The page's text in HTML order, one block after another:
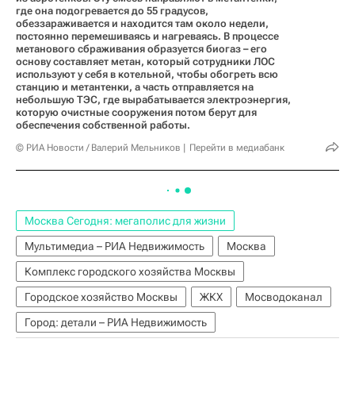
где она подогревается до 55 градусов,
обеззараживается и находится там около недели,
постоянно перемешиваясь и нагреваясь. В процессе
метанового сбраживания образуется биогаз – его
основу составляет метан, который сотрудники ЛОС
используют у себя в котельной, чтобы обогреть всю
станцию и метантенки, а часть отправляется на
небольшую ТЭС, где вырабатывается электроэнергия,
которую очистные сооружения потом берут для
обеспечения собственной работы.
© РИА Новости / Валерий Мельников Перейти в медиабанк
Москва Сегодня: мегаполис для жизни
Мультимедиа – РИА Недвижимость
Москва
Комплекс городского хозяйства Москвы
Городское хозяйство Москвы
ЖКХ
Мосводоканал
Город: детали – РИА Недвижимость